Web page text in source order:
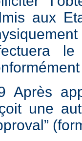
aux
Après
une